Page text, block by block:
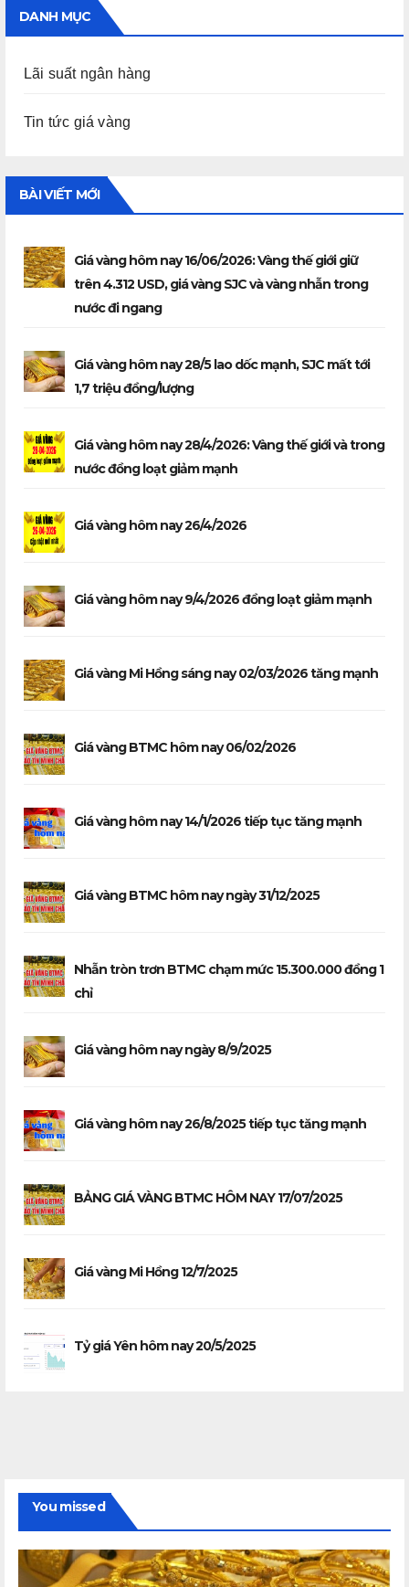
DANH MỤC
Lãi suất ngân hàng
Tin tức giá vàng
BÀI VIẾT MỚI
Giá vàng hôm nay 16/06/2026: Vàng thế giới giữ
trên 4.312 USD, giá vàng SJC và vàng nhẫn trong
nước đi ngang
Giá vàng hôm nay 28/5 lao dốc mạnh, SJC mất tới
1,7 triệu đồng/lượng
Giá vàng hôm nay 28/4/2026: Vàng thế giới và trong
nước đồng loạt giảm mạnh
Giá vàng hôm nay 26/4/2026
Giá vàng hôm nay 9/4/2026 đồng loạt giảm mạnh
Giá vàng Mi Hồng sáng nay 02/03/2026 tăng mạnh
Giá vàng BTMC hôm nay 06/02/2026
Giá vàng hôm nay 14/1/2026 tiếp tục tăng mạnh
Giá vàng BTMC hôm nay ngày 31/12/2025
Nhẫn tròn trơn BTMC chạm mức 15.300.000 đồng 1
chỉ
Giá vàng hôm nay ngày 8/9/2025
Giá vàng hôm nay 26/8/2025 tiếp tục tăng mạnh
BẢNG GIÁ VÀNG BTMC HÔM NAY 17/07/2025
Giá vàng Mi Hồng 12/7/2025
Tỷ giá Yên hôm nay 20/5/2025
You missed